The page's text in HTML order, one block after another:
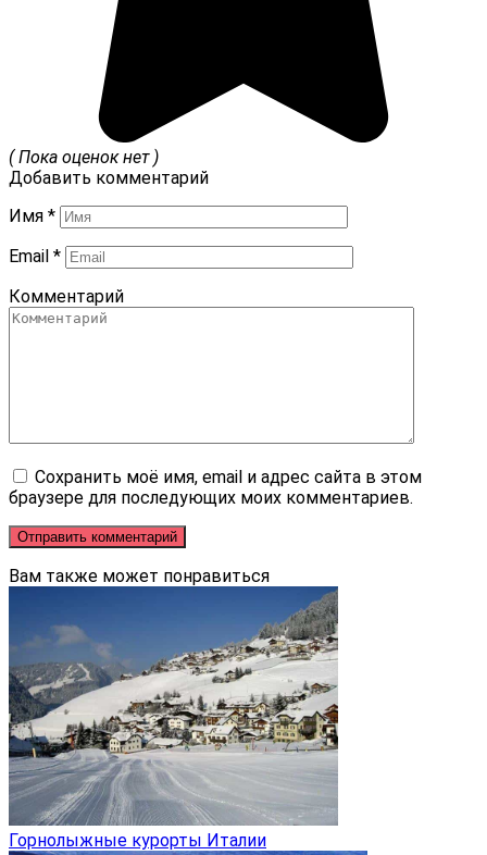
( Пока оценок нет )
Добавить комментарий
Имя *
Email *
Комментарий
Сохранить моё имя, email и адрес сайта в этом
браузере для последующих моих комментариев.
Вам также может понравиться
Горнолыжные курорты Италии